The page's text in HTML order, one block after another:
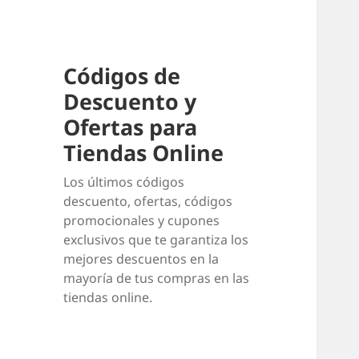
Códigos de
Descuento y
Ofertas para
Tiendas Online
Los últimos códigos
descuento, ofertas, códigos
promocionales y cupones
exclusivos que te garantiza los
mejores descuentos en la
mayoría de tus compras en las
tiendas online.